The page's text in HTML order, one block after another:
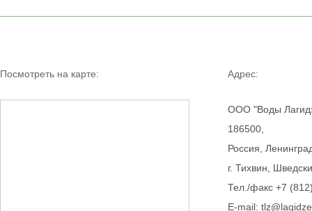
Посмотреть на карте: Адрес:
OOO "Воды
186500,
Россия,
г. Тихвин,
Тел./факс +7
E-mail: